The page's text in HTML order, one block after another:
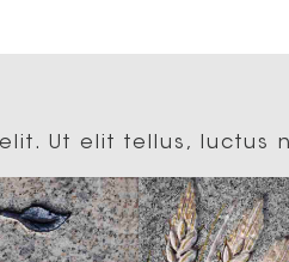
Ut elit tellus, luctus